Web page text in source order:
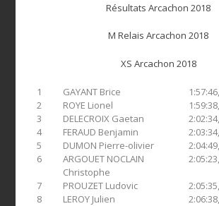
Résultats Arcachon 2018
M Relais Arcachon 2018
XS Arcachon 2018
1 GAYANT Brice
2
ROYE Lionel
3
DELECROIX Gaetan
4
FERAUD Benjamin
5
DUMON Pierre-olivier
6
ARGOUET NOCLAIN
Christophe
7 PROUZET Ludovic
8
LEROY Julien